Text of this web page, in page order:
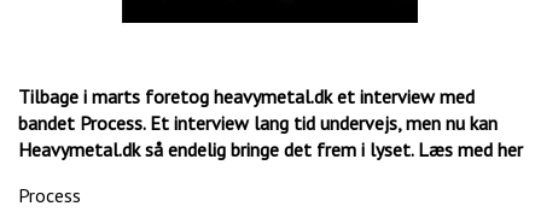
Tilbage i marts foretog heavymetal.dk et interview med
bandet Process. Et interview lang tid undervejs, men nu kan
Heavymetal.dk så endelig bringe det frem i lyset. Læs med her
Process